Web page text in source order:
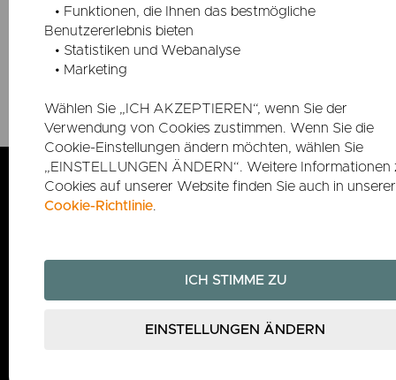
Produktinformationen
bitte an den
No Result
• Funktionen, die Ihnen das bestmögliche
Benutzererlebnis bieten
• Statistiken und Webanalyse
• Marketing
Wählen Sie „ICH AKZEPTIEREN“, wenn Sie der
Verwendung von Cookies zustimmen. Wenn Sie die
Cookie-Einstellungen ändern möchten, wählen Sie
„EINSTELLUNGEN ÄNDERN“. Weitere Informationen
Cookies auf unserer Website finden Sie auch in unserer
Cookie-Richtlinie